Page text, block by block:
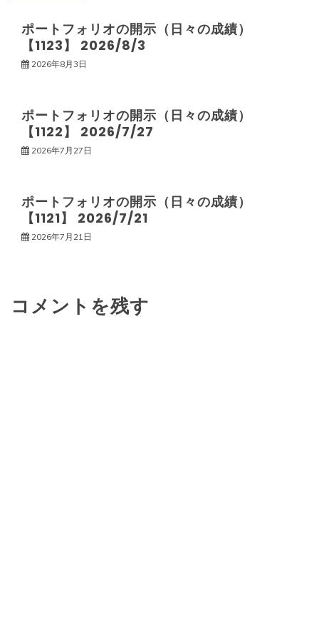
ー
シ
ン
ポートフォリオの開示（日々の成績）
【1123】 2026/8/3
2026年8月3日
ポートフォリオの開示（日々の成績）
【1122】 2026/7/27
2026年7月27日
ポートフォリオの開示（日々の成績）
【1121】 2026/7/21
2026年7月21日
コメントを残す